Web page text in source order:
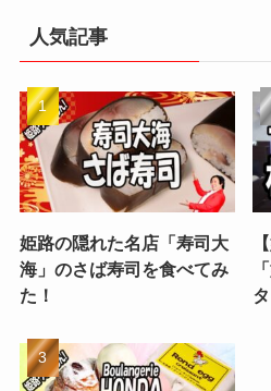
人気記事
姫路の隠れた名店「寿司大
海」のさば寿司を食べてみ
た！